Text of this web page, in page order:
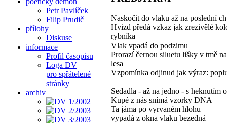
Petr Pavlíček
Filip Prudič
přílohy
Diskuse
informace
Profil časopisu
Loga DV
pro spřátelené
stránky
archiv
Naskočit do vlaku až na poslední
Hvizd předá vzkaz jak zrezivělé
rybníka
Vlak vpadá do podzimu
Prorazí černou siluetu lišky v tmě
lesa
Vzpomínka odjinud jak výraz:
Sedadla - až na jedno - s heknutím
Kupé z nás snímá vzorky DNA
Ta jáma po vyrvaném hlohu
vypadá z okna vlaku bezedná